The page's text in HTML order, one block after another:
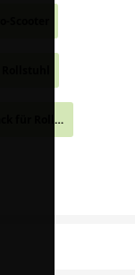
Scooter
Schlupfsack für Rollstuhl